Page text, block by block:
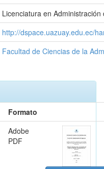
Licenciatura en Administración
http://dspace.uazuay.edu.ec/
Facultad de Ciencias de la
Formato
Adobe
PDF